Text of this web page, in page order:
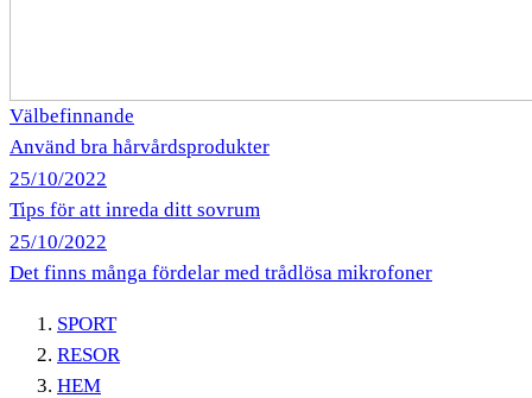
Välbefinnande
Använd bra hårvårdsprodukter
25/10/2022
Tips för att inreda ditt sovrum
25/10/2022
Det finns många fördelar med trådlösa mikrofoner
SPORT
RESOR
HEM